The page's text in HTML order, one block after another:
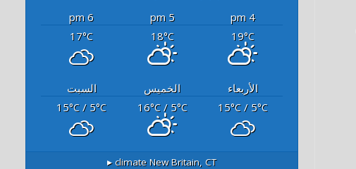
4 pm
5 pm
6 pm
19°C
18°C
17°C
الأربعاء الخميس
السبت
15°C/ 5°C
16°C/ 5°C
15°C / 5°C
New Britain, CT